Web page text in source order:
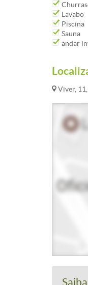
Lavabo
Piscina
Sauna
andar
Viver,